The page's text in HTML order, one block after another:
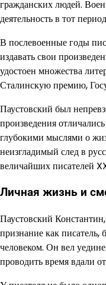
гражданских людей.
деятельность в тот
В послевоенные годы
издавать свои
удостоен множества
Сталинскую премию,
Паустовский был
произведения
глубокими мыслями о
неизгладимый след в
величайших писателей
Личная жизнь и
Паустовский
признание как
человеком. Он вел
проводить время вдали